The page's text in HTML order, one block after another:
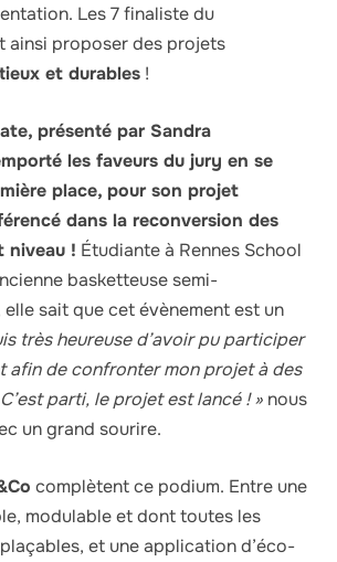
Les 7 finaliste du
ainsi proposer des projets
et durables !
présenté par Sandra
les faveurs du jury en se
place, pour son projet
dans la reconversion des
niveau ! Étudiante à Rennes School
basketteuse semi-
sait que cet évènement est un
très heureuse d’avoir pu participer
afin de confronter mon projet à des
parti, le projet est lancé ! » nous
un grand sourire.
complètent ce podium. Entre une
modulable et dont toutes les
et une application d’éco-